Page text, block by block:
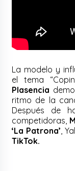
La modelo y
el tema
Plasencia
ritmo de la
Después de
competidoras,
‘La Patrona’ ,
TikTok.